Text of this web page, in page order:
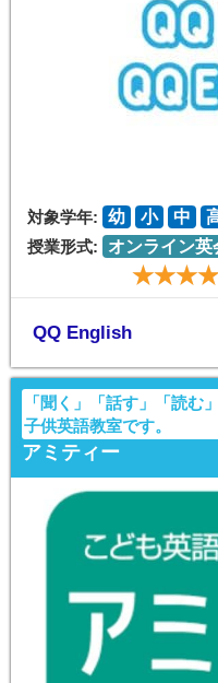
対象学年: 幼 小 中
授業形式:
オンライン英
QQ English
「聞く」「話す」「読む
子供英語教室です。
アミティー